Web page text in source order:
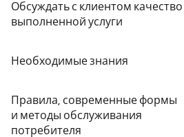
Обсуждать с клиентом качество
выполненной услуги
Необходимые знания
Правила, современные формы
и методы обслуживания
потребителя